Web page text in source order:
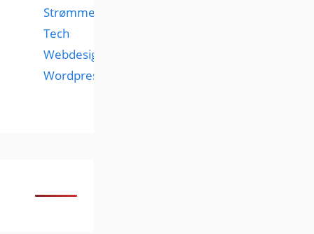
Strømmetjenester
Tech
Webdesign
Wordpress